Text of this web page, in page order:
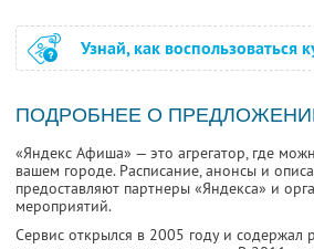
Узнай, как воспользоваться
ПОДРОБНЕЕ О
«Яндекс Афиша» — это агрегатор, где
вашем городе. Расписание, анонсы и
предоставляют партнеры «Яндекса» и
мероприятий.
Сервис открылся в 2005 году и содержал